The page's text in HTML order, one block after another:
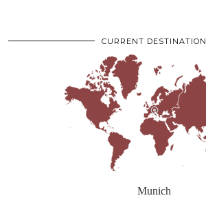
CURRENT DESTINATION
Munich